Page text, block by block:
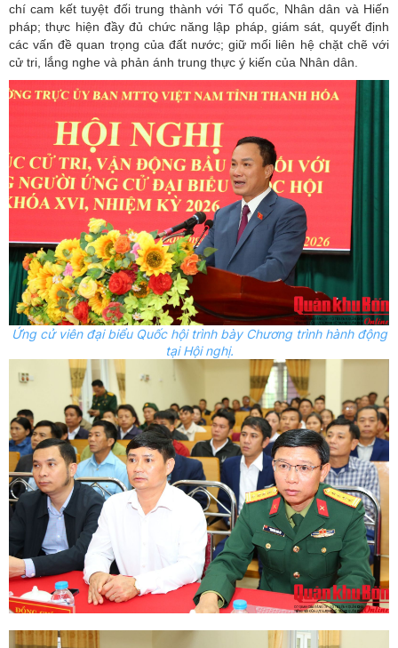
chí cam kết tuyệt đối trung thành với Tổ quốc, Nhân dân và Hiến
pháp; thực hiện đầy đủ chức năng lập pháp, giám sát, quyết định
các vấn đề quan trọng của đất nước; giữ mối liên hệ chặt chẽ với
cử tri, lắng nghe và phản ánh trung thực ý kiến của Nhân dân.
Ứng cử viên đại biểu Quốc hội trình bày Chương trình hành động
tại Hội nghị.